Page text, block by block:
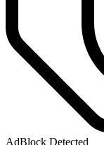
AdBlock Detected